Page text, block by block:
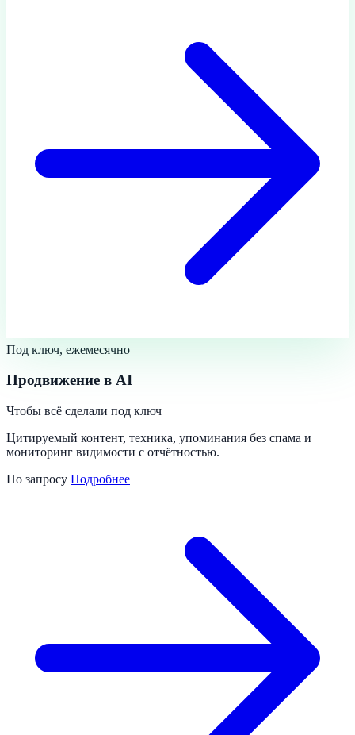
Под ключ, ежемесячно
Продвижение в AI
Чтобы всё сделали под ключ
Цитируемый контент, техника, упоминания без спама и
мониторинг видимости с отчётностью.
По запросу Подробнее